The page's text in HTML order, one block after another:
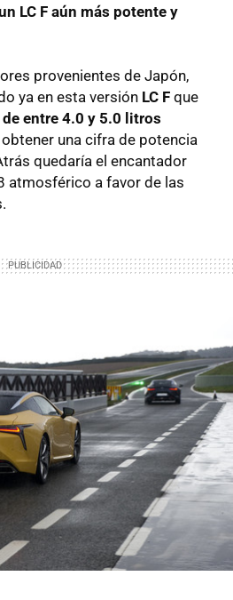
LC F aún más potente y
provenientes de Japón,
ya en esta versión LC F que
de entre 4.0 y 5.0 litros
una cifra de potencia
quedaría el encantador
atmosférico a favor de las